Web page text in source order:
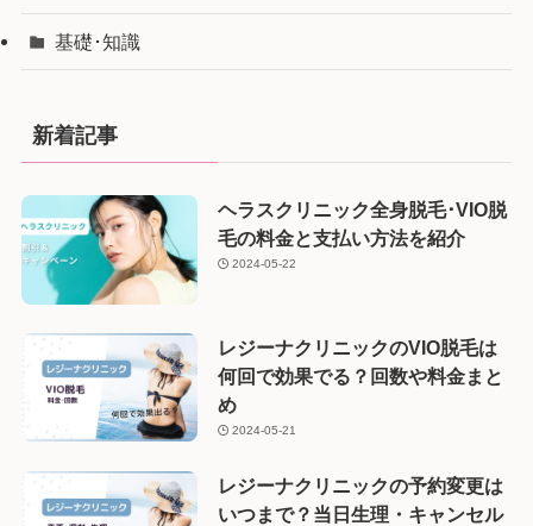
基礎･知識
新着記事
ヘラスクリニック全身脱毛･VIO脱
毛の料金と支払い方法を紹介
2024-05-22
レジーナクリニックのVIO脱毛は
何回で効果でる？回数や料金まと
め
2024-05-21
レジーナクリニックの予約変更は
いつまで？当日生理・キャンセル